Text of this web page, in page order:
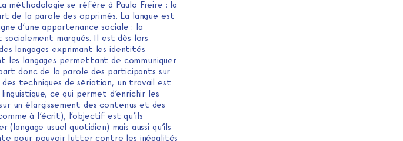
méthodologie se réfère à Paulo Freire : la
de la parole des opprimés. La langue est
d’une appartenance sociale : la
marqués. Il est dès lors
langages exprimant les identités
les langages permettant de communiquer
donc de la parole des participants sur
techniques de sériation, un travail est
ce qui permet d’enrichir les
un élargissement des contenus et des
à l’écrit), l’objectif est qu’ils
usuel quotidien) mais aussi qu’ils
pour pouvoir lutter contre les inégalités